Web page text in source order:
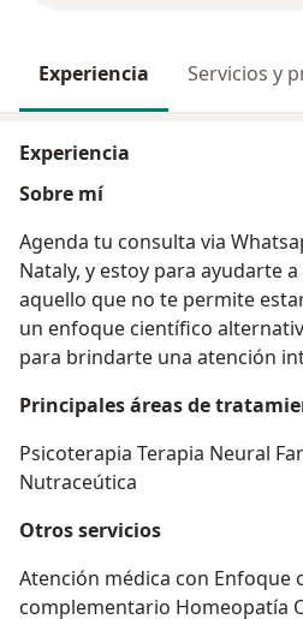
Experiencia Servicios y
Experiencia
Sobre mí
Agenda tu consulta via
Nataly, y estoy para ayudarte
aquello que no te permite
un enfoque científico
para brindarte una atención
Principales áreas de
Psicoterapia Terapia Neural
Nutraceútica
Otros servicios
Atención médica con Enfoque
complementario Homeopatía